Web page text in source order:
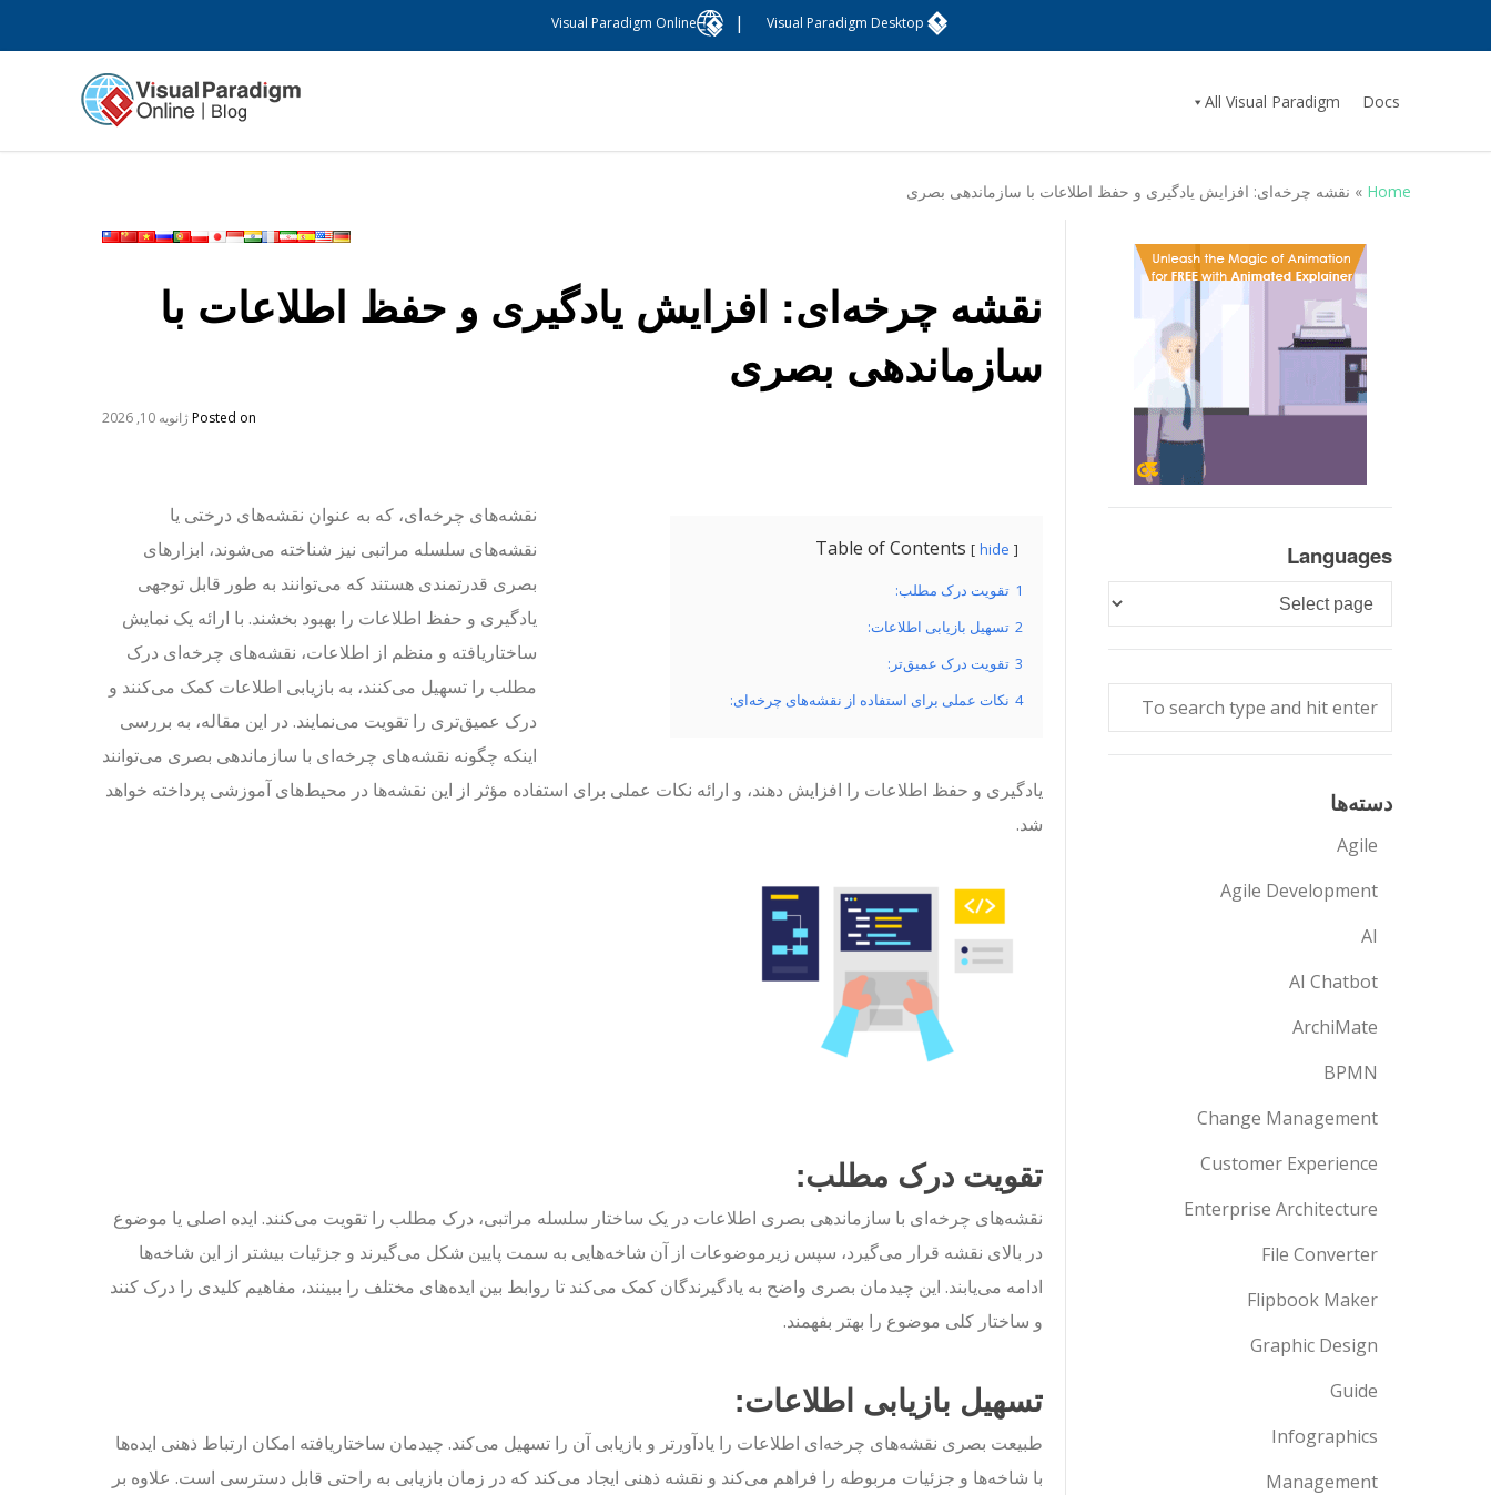
Visual Paradigm Desktop
|
Visual Paradigm Online
Docs
All Visual Paradigm
Home
» نقشه چرخه‌ای: افزایش یادگیری و حفظ اطلاعات با سازماندهی بصری
نقشه چرخه‌ای: افزایش یادگیری و حفظ اطلاعات با
سازماندهی بصری
Posted onژانویه 10, 2026
Table of Contents hide
1 تقویت درک مطلب:
2 تسهیل بازیابی اطلاعات:
3 تقویت درک عمیق‌تر:
4 نکات عملی برای استفاده از نقشه‌های چرخه‌ای:
نقشه‌های چرخه‌ای، که به عنوان نقشه‌های درختی یا
نقشه‌های سلسله مراتبی نیز شناخته می‌شوند، ابزارهای
بصری قدرتمندی هستند که می‌توانند به طور قابل توجهی
یادگیری و حفظ اطلاعات را بهبود بخشند. با ارائه یک نمایش
ساختاریافته و منظم از اطلاعات، نقشه‌های چرخه‌ای درک
مطلب را تسهیل می‌کنند، به بازیابی اطلاعات کمک می‌کنند و
درک عمیق‌تری را تقویت می‌نمایند. در این مقاله، به بررسی
اینکه چگونه نقشه‌های چرخه‌ای با سازماندهی بصری می‌توانند
یادگیری و حفظ اطلاعات را افزایش دهند، و ارائه نکات عملی برای استفاده مؤثر از این نقشه‌ها در محیط‌های آموزشی پرداخته خواهد
شد.
تقویت درک مطلب:
نقشه‌های چرخه‌ای با سازماندهی بصری اطلاعات در یک ساختار سلسله مراتبی، درک مطلب را تقویت می‌کنند. ایده اصلی یا موضوع
در بالای نقشه قرار می‌گیرد، سپس زیرموضوعات از آن شاخه‌هایی به سمت پایین شکل می‌گیرند و جزئیات بیشتر از این شاخه‌ها
ادامه می‌یابند. این چیدمان بصری واضح به یادگیرندگان کمک می‌کند تا روابط بین ایده‌های مختلف را ببینند، مفاهیم کلیدی را درک کنند
و ساختار کلی موضوع را بهتر بفهمند.
تسهیل بازیابی اطلاعات:
طبیعت بصری نقشه‌های چرخه‌ای اطلاعات را یادآورتر و بازیابی آن را تسهیل می‌کند. چیدمان ساختاریافته امکان ارتباط ذهنی ایده‌ها
با شاخه‌ها و جزئیات مربوطه را فراهم می‌کند و نقشه ذهنی ایجاد می‌کند که در زمان بازیابی به راحتی قابل دسترسی است. علاوه بر
Languages
Languages
دسته‌ها
Agile
Agile Development
AI
AI Chatbot
ArchiMate
BPMN
Change Management
Customer Experience
Enterprise Architecture
File Converter
Flipbook Maker
Graphic Design
Guide
Infographics
Management